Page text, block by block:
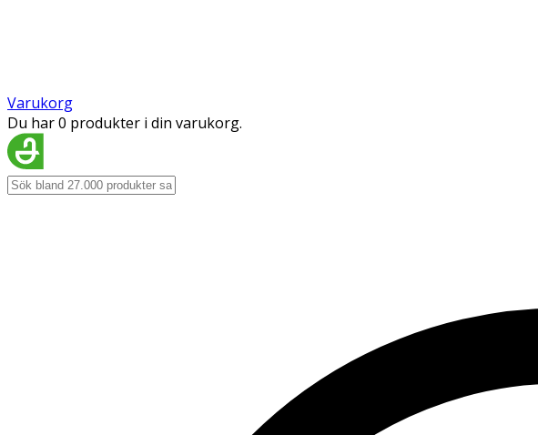
Varukorg
Du har 0 produkter i din varukorg.